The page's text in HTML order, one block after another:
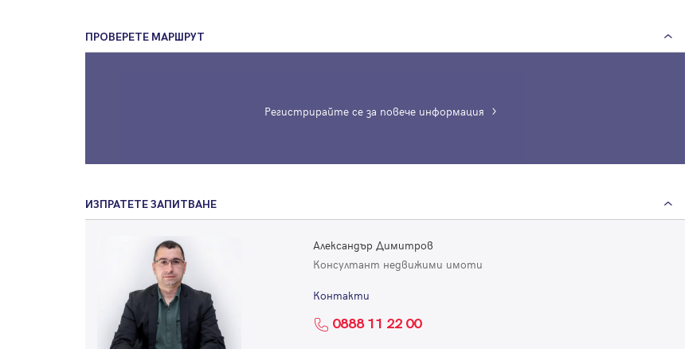
ПРОВЕРЕТЕ МАРШРУТ
Регистрирайте се за повече информация
ИЗПРАТЕТЕ ЗАПИТВАНЕ
Александър Димитров
Консултант недвижими имоти
Контакти
0888 11 22 00
Успех!
Благодарим ви! Проверете имейл адрес си, за да активирате
регистрацията.
Благодарим ви! Очаквайте скоро да се свържем с вас!
Имейл